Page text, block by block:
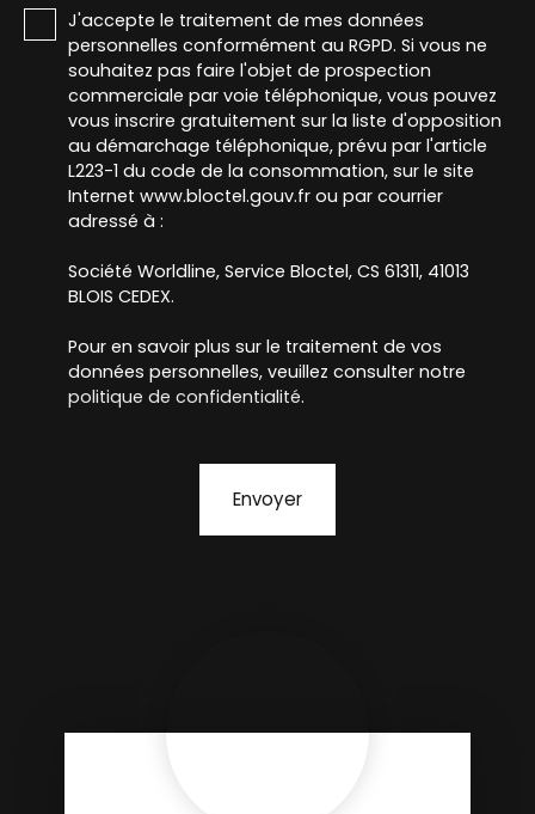
J'accepte le traitement de mes données
personnelles conformément au RGPD. Si vous ne
souhaitez pas faire l'objet de prospection
commerciale par voie téléphonique, vous pouvez
vous inscrire gratuitement sur la liste d'opposition
au démarchage téléphonique, prévu par l'article
L223-1 du code de la consommation, sur le site
Internet www.bloctel.gouv.fr ou par courrier
adressé à :
Société Worldline, Service Bloctel, CS 61311, 41013
BLOIS CEDEX.
Pour en savoir plus sur le traitement de vos
données personnelles, veuillez consulter notre
politique de confidentialité.
Envoyer